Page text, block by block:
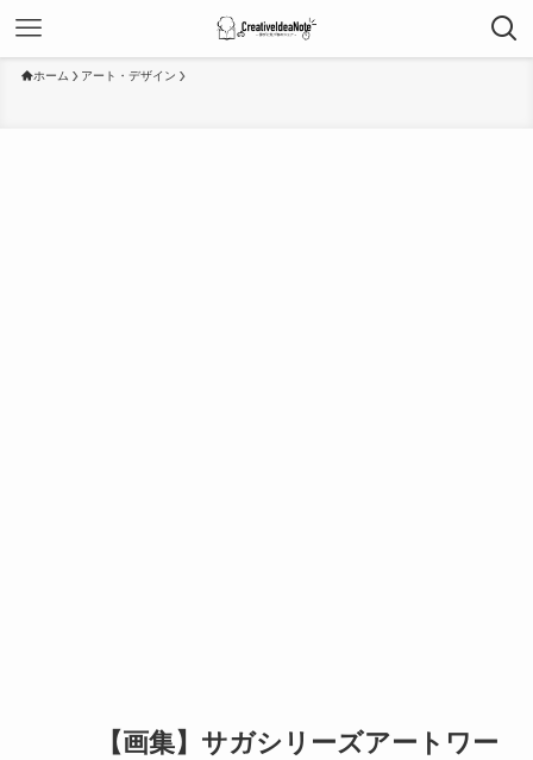
ホーム アート・デザイン
【画集】サガシリーズアートワー